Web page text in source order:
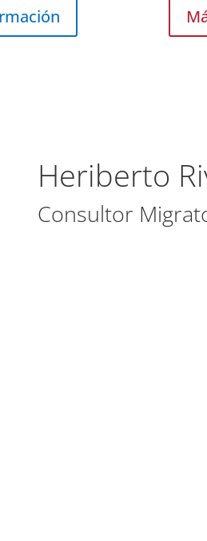
Heriberto
Consultor